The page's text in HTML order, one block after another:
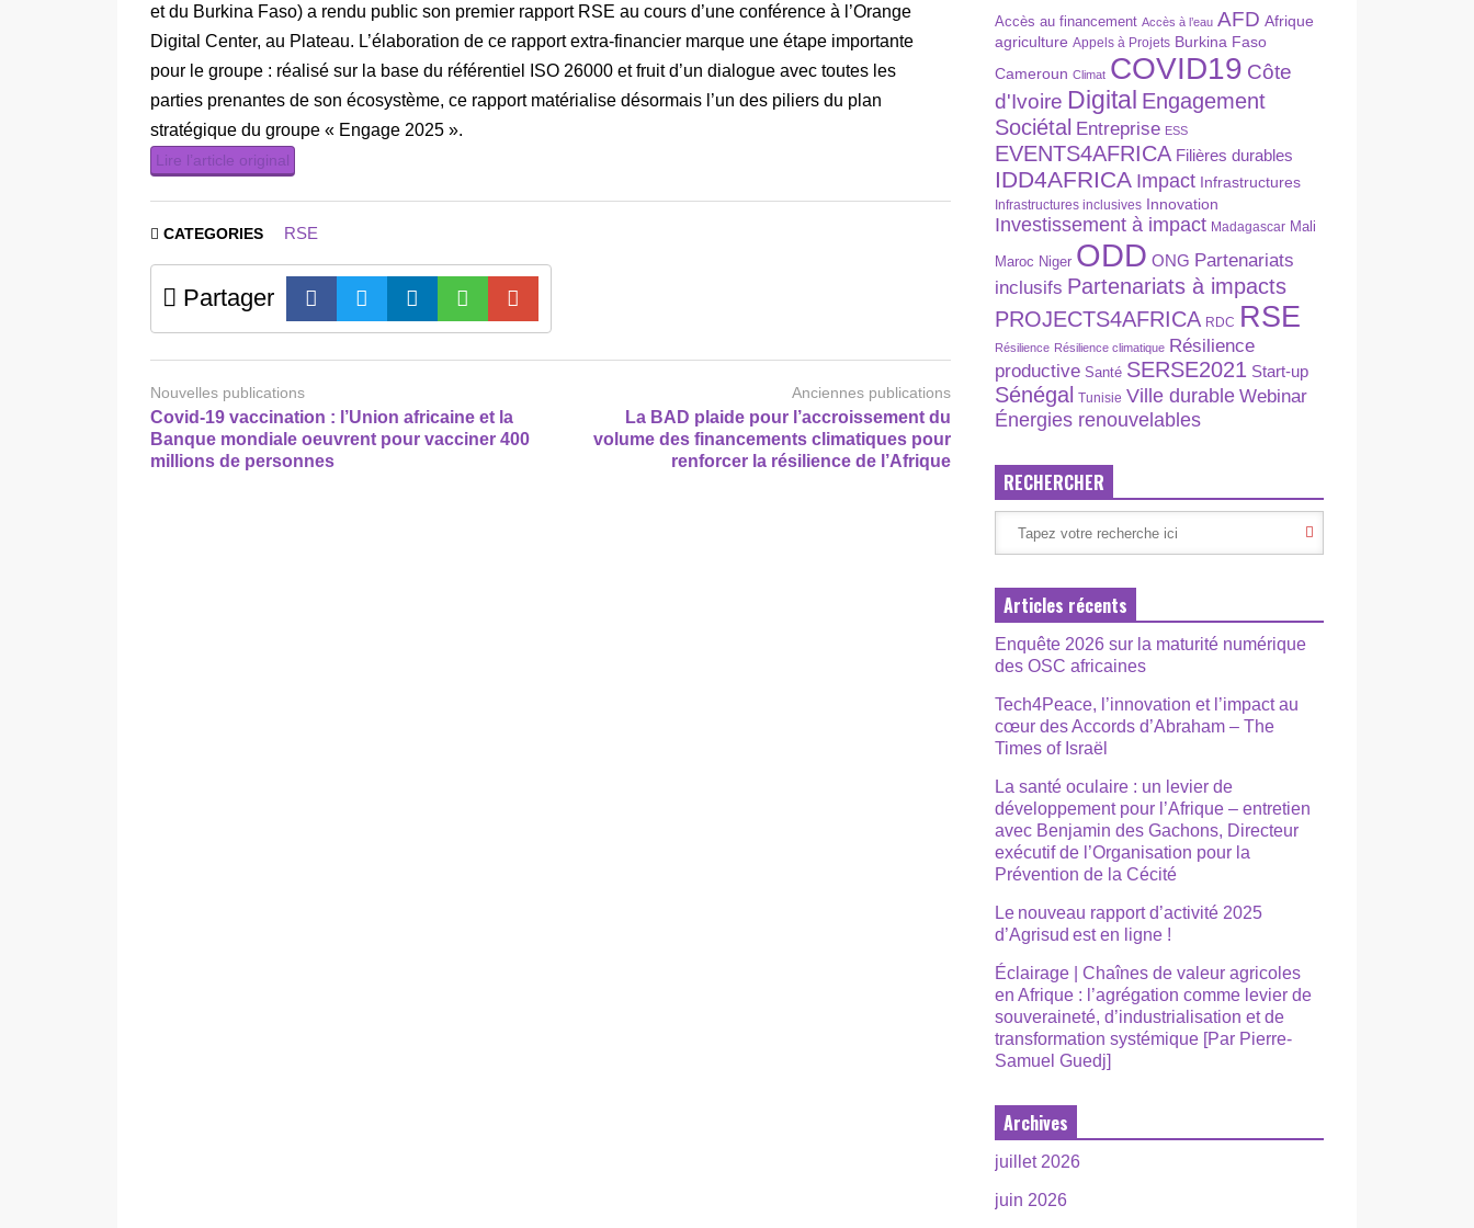
et du Burkina Faso) a rendu public son premier rapport RSE au cours d’une conférence à l’Orange
Digital Center, au Plateau. L’élaboration de ce rapport extra-financier marque une étape importante
pour le groupe : réalisé sur la base du référentiel ISO 26000 et fruit d’un dialogue avec toutes les
parties prenantes de son écosystème, ce rapport matérialise désormais l’un des piliers du plan
stratégique du groupe « Engage 2025 ».
Lire l’article original
CATEGORIES RSE
Partager
Nouvelles publications
Covid-19 vaccination : l’Union africaine et la
Banque mondiale oeuvrent pour vacciner 400
millions de personnes
Anciennes publications
La BAD plaide pour l’accroissement du
volume des financements climatiques pour
renforcer la résilience de l’Afrique
Accès au financement Accès à l’eau AFD Afrique
agriculture Appels à Projets Burkina Faso
Cameroun Climat COVID19 Côte
d'Ivoire Digital Engagement
Sociétal Entreprise ESS
EVENTS4AFRICA Filières durables
IDD4AFRICA Impact Infrastructures
Infrastructures inclusives Innovation
Investissement à impact Madagascar Mali
Maroc Niger ODD ONG Partenariats
inclusifs Partenariats à impacts
PROJECTS4AFRICA RDC RSE
Résilience Résilience climatique Résilience
productive Santé SERSE2021 Start-up
Sénégal Tunisie Ville durable Webinar
Énergies renouvelables
RECHERCHER
Articles récents
Enquête 2026 sur la maturité numérique
des OSC africaines
Tech4Peace, l’innovation et l’impact au
cœur des Accords d’Abraham – The
Times of Israël
La santé oculaire : un levier de
développement pour l’Afrique – entretien
avec Benjamin des Gachons, Directeur
exécutif de l’Organisation pour la
Prévention de la Cécité
Le nouveau rapport d’activité 2025
d’Agrisud est en ligne !
Éclairage | Chaînes de valeur agricoles
en Afrique : l’agrégation comme levier de
souveraineté, d’industrialisation et de
transformation systémique [Par Pierre-
Samuel Guedj]
Archives
juillet 2026
juin 2026